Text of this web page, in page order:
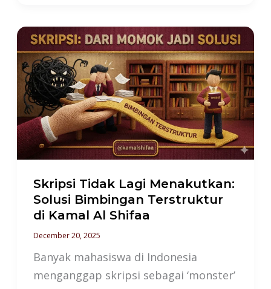
Skripsi Tidak Lagi Menakutkan:
Solusi Bimbingan Terstruktur
di Kamal Al Shifaa
December 20, 2025
Banyak mahasiswa di Indonesia
menganggap skripsi sebagai ‘monster’
Skripsi
Tidak
Lagi
Menakutkan:
Solusi
Bimbingan
Terstruktur
di
Kamal
Al
Shifaa